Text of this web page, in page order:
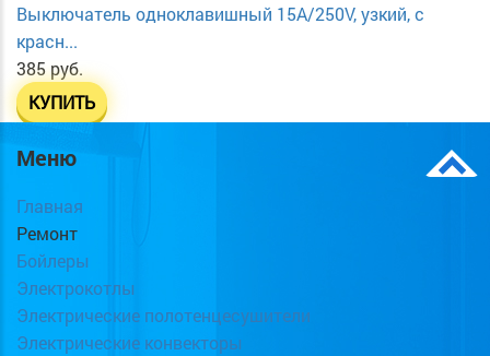
Выключатель одноклавишный 15А/250V, узкий, с
красн...
385 руб.
КУПИТЬ
Меню
Главная
Ремонт
Бойлеры
Электрокотлы
Электрические полотенцесушители
Электрические конвекторы